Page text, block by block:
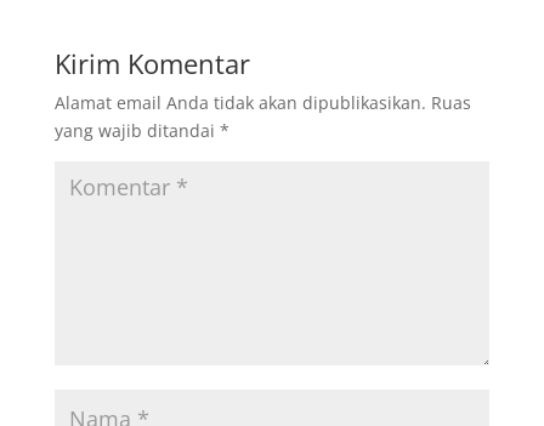
Kirim Komentar
Alamat email Anda tidak akan dipublikasikan. Ruas
yang wajib ditandai *